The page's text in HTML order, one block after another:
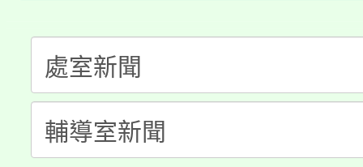
程，歡迎學生輔導中心
心理、諮商輔導、社會
系所師生報名參加。
縣市「校園短影音徵選
門員」簡章及活動海報
踴躍報名參加。
要點
「桃園市補助參觀特色
展演活動實施計畫」
115年度「教育部表揚
義教育推展貢獻獎」